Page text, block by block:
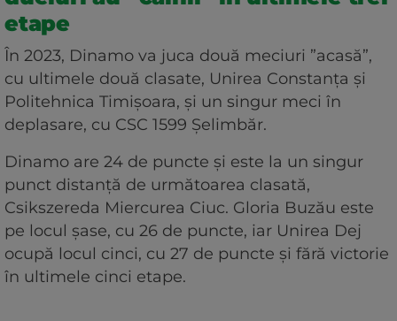
etape
În 2023, Dinamo va juca două meciuri ”acasă”,
cu ultimele două clasate, Unirea Constanța și
Politehnica Timișoara, și un singur meci în
deplasare, cu CSC 1599 Șelimbăr.
Dinamo are 24 de puncte și este la un singur
punct distanță de următoarea clasată,
Csikszereda Miercurea Ciuc. Gloria Buzău este
pe locul șase, cu 26 de puncte, iar Unirea Dej
ocupă locul cinci, cu 27 de puncte și fără victorie
în ultimele cinci etape.